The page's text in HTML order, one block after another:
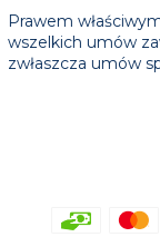
Prawem
wszelkich umów
zwłaszcza umów